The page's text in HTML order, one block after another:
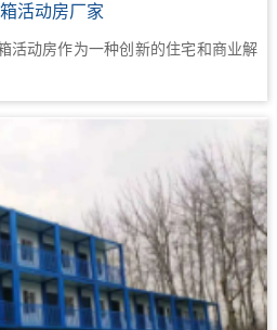
活动房厂家
活动房作为一种创新的住宅和商业解